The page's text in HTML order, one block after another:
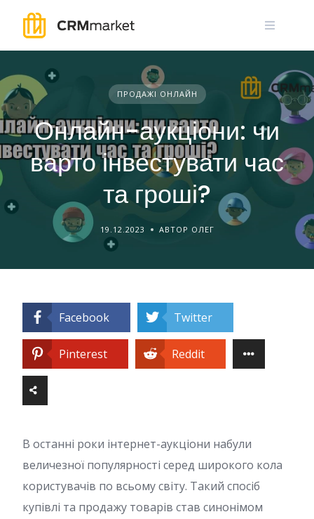
content
ПРОДАЖІ ОНЛАЙН
Онлайн-аукціони: чи
варто інвестувати час
та гроші?
19.12.2023 АВТОР ОЛЕГ
Facebook Twitter
Pinterest Reddit
В останні роки інтернет-аукціони набули
величезної популярності серед широкого кола
користувачів по всьому світу. Такий спосіб
купівлі та продажу товарів став синонімом